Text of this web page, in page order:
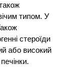
типом. У
стероїди
або високий